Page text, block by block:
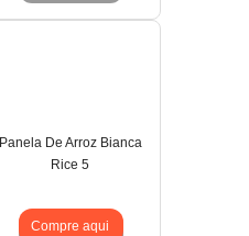
Panela De Arroz Bianca
Rice 5
Compre aqui